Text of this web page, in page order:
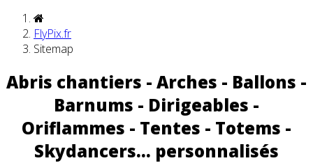
FlyPix.fr
Sitemap
Abris chantiers - Arches - Ballons -
Barnums - Dirigeables -
Oriflammes - Tentes - Totems -
Skydancers... personnalisés